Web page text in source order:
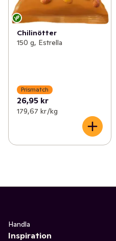
Chilinötter
150 g, Estrella
Prismatch
26,95 kr
179,67 kr /kg
Handla
Inspiration